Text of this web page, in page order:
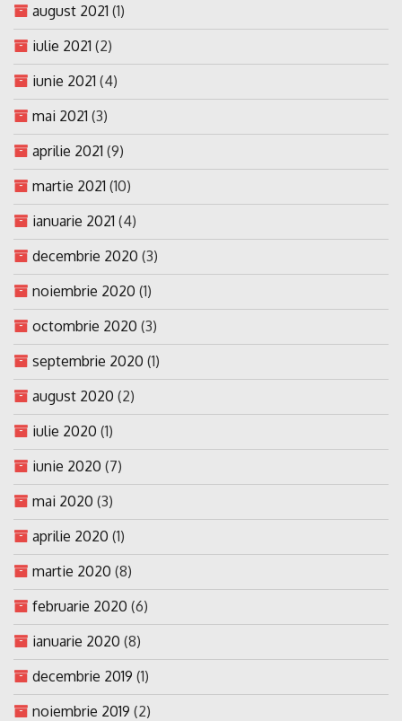
august 2021 (1)
iulie 2021 (2)
iunie 2021 (4)
mai 2021 (3)
aprilie 2021 (9)
martie 2021 (10)
ianuarie 2021 (4)
decembrie 2020 (3)
noiembrie 2020 (1)
octombrie 2020 (3)
septembrie 2020 (1)
august 2020 (2)
iulie 2020 (1)
iunie 2020 (7)
mai 2020 (3)
aprilie 2020 (1)
martie 2020 (8)
februarie 2020 (6)
ianuarie 2020 (8)
decembrie 2019 (1)
noiembrie 2019 (2)